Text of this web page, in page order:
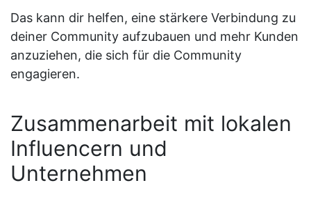
Das kann dir helfen, eine stärkere Verbindung zu
deiner Community aufzubauen und mehr Kunden
anzuziehen, die sich für die Community
engagieren.
Zusammenarbeit mit lokalen
Influencern und
Unternehmen